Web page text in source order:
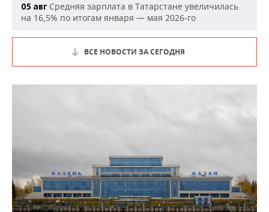
05 авг Средняя зарплата в Татарстане увеличилась
на 16,5% по итогам января — мая 2026-го
ВСЕ НОВОСТИ ЗА СЕГОДНЯ